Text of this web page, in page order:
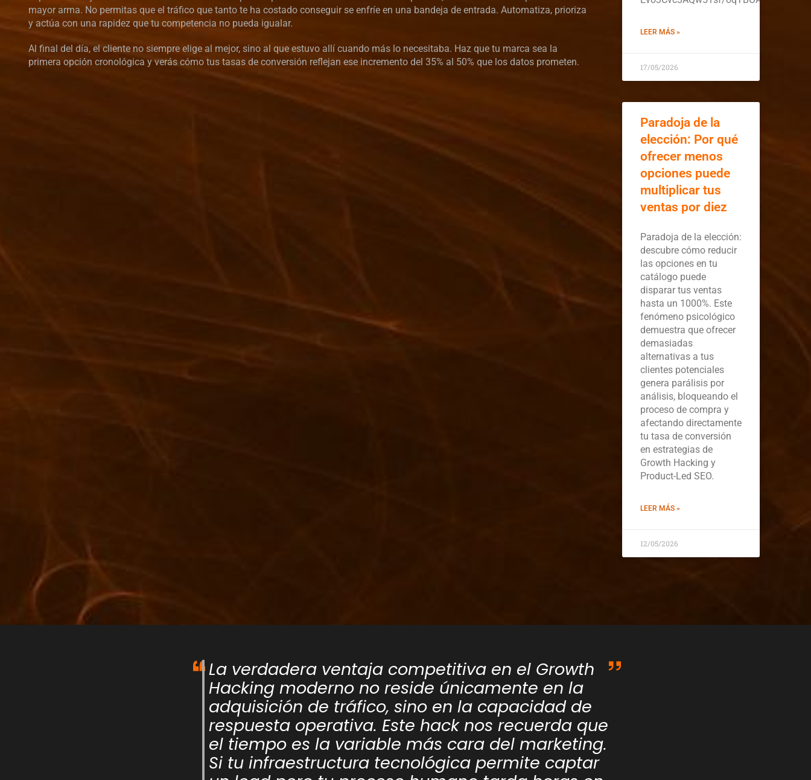
mayor arma. No permitas que el tráfico que tanto te ha costado conseguir se enfríe en una bandeja de entrada. Automatiza, prioriza
y actúa con una rapidez que tu competencia no pueda igualar.
Al final del día, el cliente no siempre elige al mejor, sino al que estuvo allí cuando más lo necesitaba. Haz que tu marca sea la
primera opción cronológica y verás cómo tus tasas de conversión reflejan ese incremento del 35% al 50% que los datos prometen.
LEER MÁS »
17/05/2026
Paradoja de la
elección: Por qué
ofrecer menos
opciones puede
multiplicar tus
ventas por diez
Paradoja de la elección:
descubre cómo reducir
las opciones en tu
catálogo puede
disparar tus ventas
hasta un 1000%. Este
fenómeno psicológico
demuestra que ofrecer
demasiadas
alternativas a tus
clientes potenciales
genera parálisis por
análisis, bloqueando el
proceso de compra y
afectando directamente
tu tasa de conversión
en estrategias de
Growth Hacking y
Product-Led SEO.
LEER MÁS »
12/05/2026
La verdadera ventaja competitiva en el Growth
Hacking moderno no reside únicamente en la
adquisición de tráfico, sino en la capacidad de
respuesta operativa. Este hack nos recuerda que
el tiempo es la variable más cara del marketing.
Si tu infraestructura tecnológica permite captar